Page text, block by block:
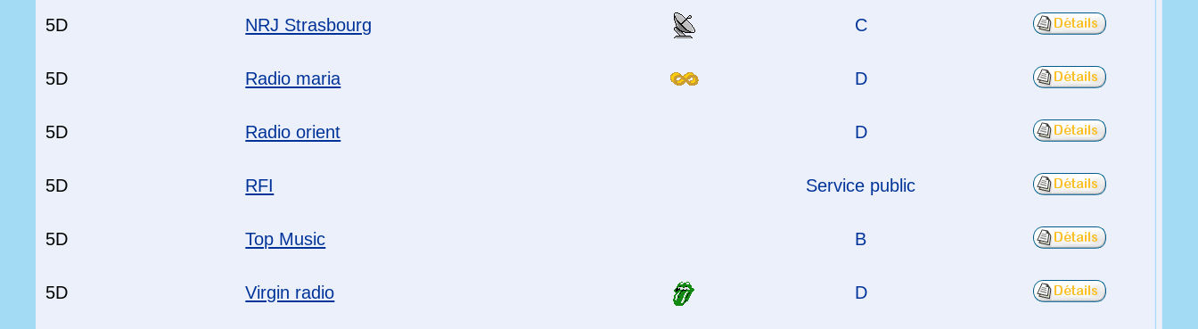
5D NRJ Strasbourg C
5D Radio maria D
5D Radio orient D
5D RFI Service public
5D Top Music B
5D Virgin radio D